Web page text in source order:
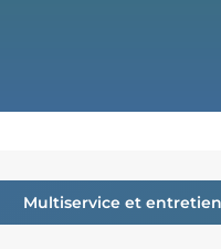
Multiservice et entretien